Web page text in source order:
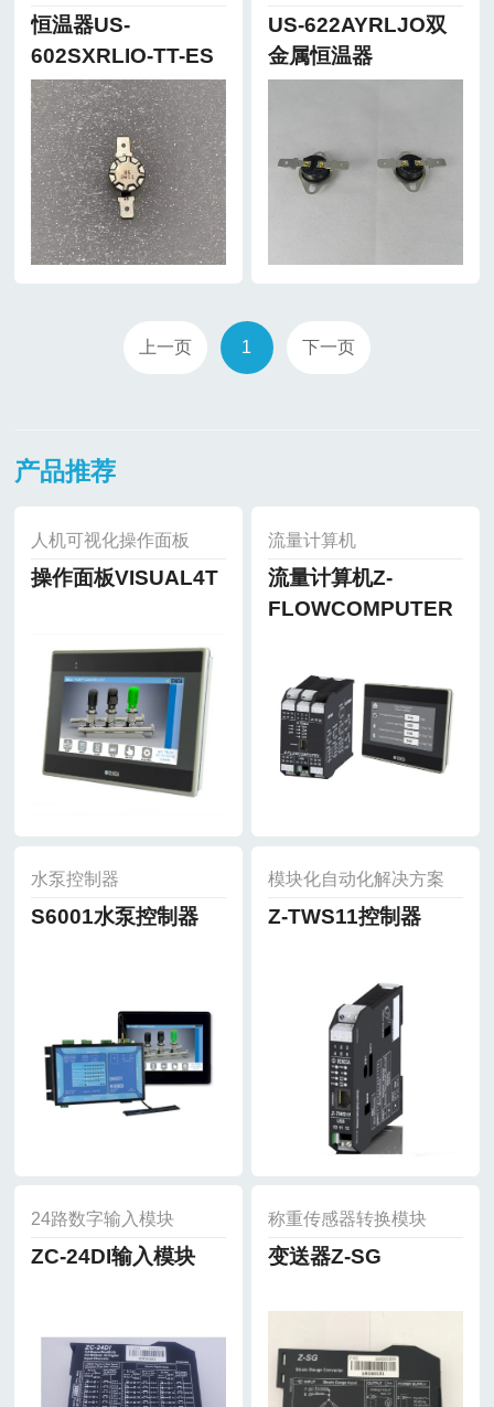
恒温器US-
602SXRLIO-TT-ES
US-622AYRLJO双
金属恒温器
上一页 1 下一页
产品推荐
人机可视化操作面板
操作面板VISUAL4T
流量计算机
流量计算机Z-
FLOWCOMPUTER
水泵控制器
S6001水泵控制器
模块化自动化解决方案
Z-TWS11控制器
24路数字输入模块
ZC-24DI输入模块
称重传感器转换模块
变送器Z-SG